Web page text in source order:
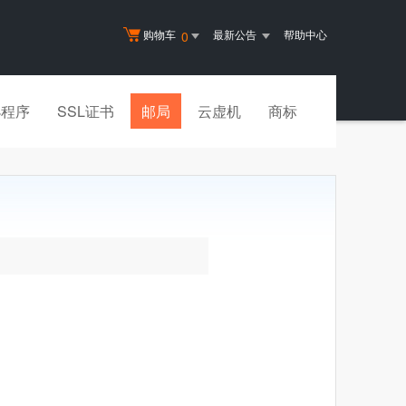
购物车 0 最新公告 帮助中心
序 SSL证书 邮局 云虚机 商标